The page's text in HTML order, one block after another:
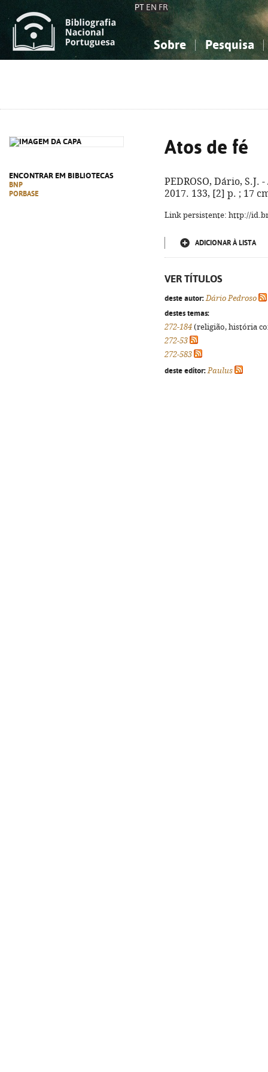
PT EN FR
Sobre Pesquisa
ENCONTRAR EM BIBLIOTECAS
BNP
PORBASE
Atos de fé
PEDROSO, Dário, S.J. -
2017. 133, [2] p. ; 17
Link persistente: http://
ADICIONAR À LISTA
VER TÍTULOS
deste autor: Dário Pedroso
destes temas:
272-184 (religião, história
272-53
272-583
deste editor: Paulus